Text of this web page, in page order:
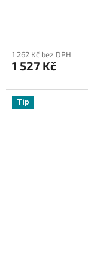
1 262 Kč bez DPH
1 527 Kč
Tip